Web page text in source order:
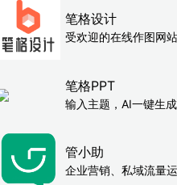
笔格设计
受欢迎的在线作图网
笔格PPT
输入主题，AI一键生
管小助
企业营销、私域流量